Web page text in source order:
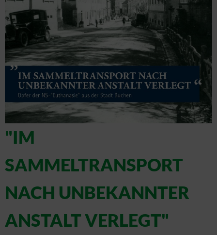
"IM
SAMMELTRANSPORT
NACH UNBEKANNTER
ANSTALT VERLEGT"